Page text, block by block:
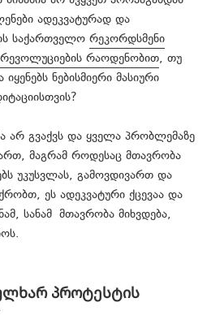
ადეკვატურად და
საქართველორეკორდსმენი
რაოდენობით, თუ
ნებისმიერი მასიური
არ გვაქვს და ყველა პრობლემაზე
მაგრამ როდესაც მთავრობა
უკუსვლას, გამოვდივართ და
ეს ადეკვატური ქცევაა და
სანამ მთავრობა მიხვდება,
პროტესტის